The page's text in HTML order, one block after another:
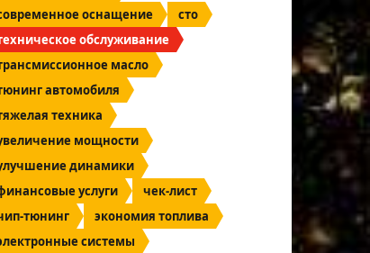
оснащение
сто
обслуживание
масло
автомобиля
техника
мощности
динамики
услуги
чек-лист
тюнинг
экономия топлива
системы